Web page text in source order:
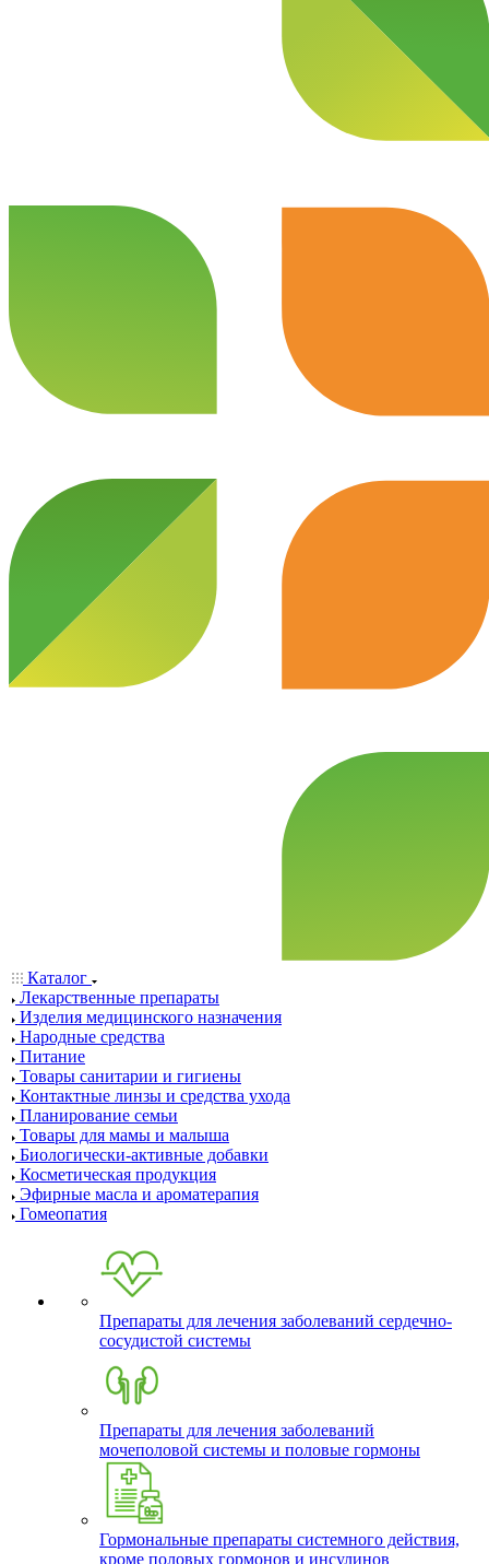
Каталог
Лекарственные препараты
Изделия медицинского назначения
Народные средства
Питание
Товары санитарии и гигиены
Контактные линзы и средства ухода
Планирование семьи
Товары для мамы и малыша
Биологически-активные добавки
Косметическая продукция
Эфирные масла и ароматерапия
Гомеопатия
Препараты для лечения заболеваний сердечно-
сосудистой системы
Препараты для лечения заболеваний
мочеполовой системы и половые гормоны
Гормональные препараты системного действия,
кроме половых гормонов и инсулинов